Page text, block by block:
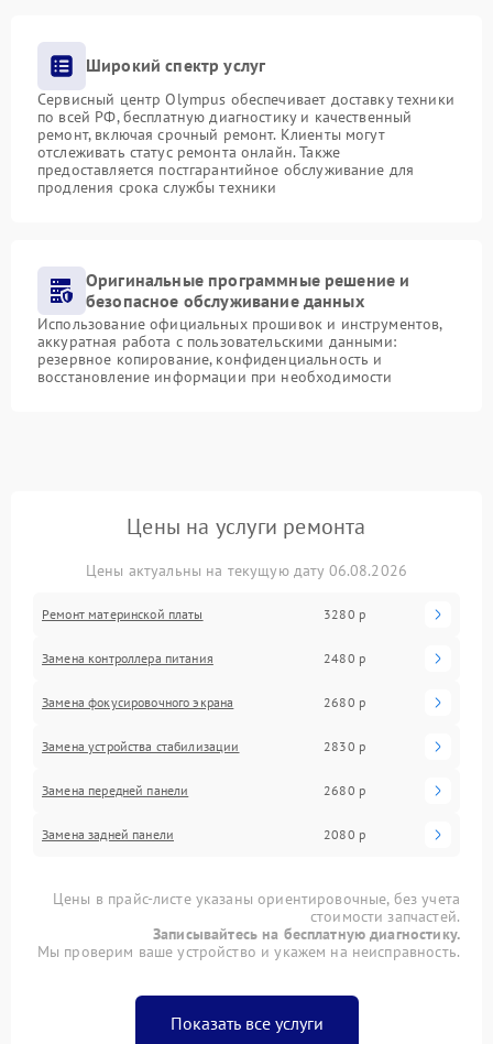
Широкий спектр услуг
Сервисный центр Olympus обеспечивает доставку техники
по всей РФ, бесплатную диагностику и качественный
ремонт, включая срочный ремонт. Клиенты могут
отслеживать статус ремонта онлайн. Также
предоставляется постгарантийное обслуживание для
продления срока службы техники
Оригинальные программные решение и
безопасное обслуживание данных
Использование официальных прошивок и инструментов,
аккуратная работа с пользовательскими данными:
резервное копирование, конфиденциальность и
восстановление информации при необходимости
Цены на услуги ремонта
Цены актуальны на текущую дату 06.08.2026
Ремонт материнской платы 3280 р
Замена контроллера питания 2480 р
Замена фокусировочного экрана 2680 р
Замена устройства стабилизации 2830 р
Замена передней панели 2680 р
Замена задней панели 2080 р
Цены в прайс-листе указаны ориентировочные, без учета
стоимости запчастей.
Записывайтесь на бесплатную диагностику.
Мы проверим ваше устройство и укажем на неисправность.
Показать все услуги